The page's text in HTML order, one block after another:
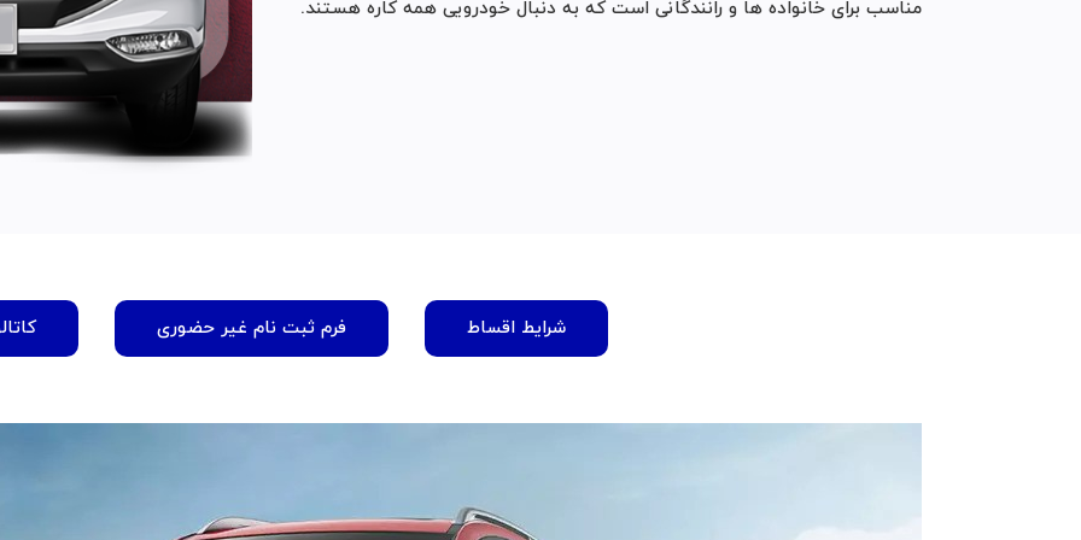
مناسب برای خانواده‌ ها و رانندگانی است که به دنبال خودرویی همه ‌کاره هستند.
شرایط اقساط فرم ثبت نام غیر حضوری